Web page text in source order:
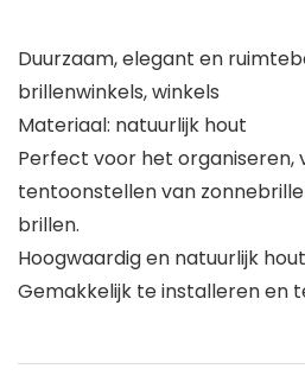
Duurzaam, elegant en
brillenwinkels, winkels
Materiaal: natuurlijk hout
Perfect voor het organiseren,
tentoonstellen van
brillen.
Hoogwaardig en natuurlijk
Gemakkelijk te installeren en